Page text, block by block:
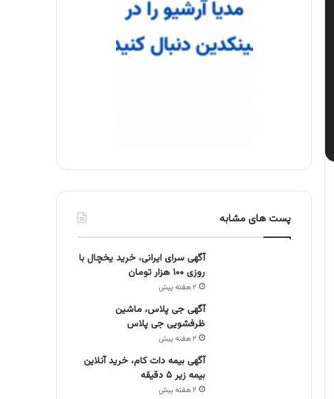
پست های مشابه
آگهی سرای ایرانی، خرید یخچال با
روزی ۱۰۰ هزار تومان
۲ هفته پیش
آگهی جی پلاس، ماشین
ظرفشویی جی پلاس
۲ هفته پیش
آگهی بیمه دات کام، خرید آنلاین
بیمه زیر ۵ دقیقه
۲ هفته پیش